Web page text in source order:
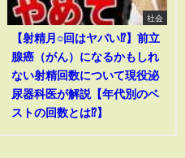
社会
【射精月○回はヤバい⁉︎】前立
腺癌（がん）になるかもしれ
ない射精回数について現役泌
尿器科医が解説【年代別のベ
ストの回数とは⁉︎】